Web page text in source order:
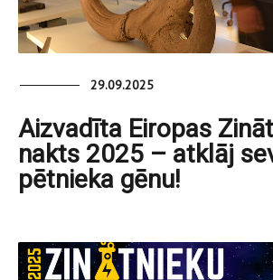
29.09.2025
Aizvadīta Eiropas
nakts 2025 – atklāj
pētnieka gēnu!